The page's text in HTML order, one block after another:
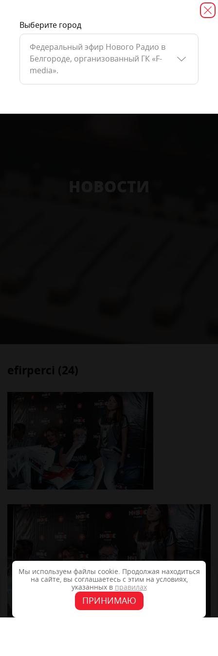
efirperci (24)
Мы используем файлы cookie. Продолжая находиться
на сайте, вы соглашаетесь с этим на условиях,
указанных в правилах
ПРИНИМАЮ
Выберите город
Федеральный эфир Нового Радио в
Белгороде, организованный ГК «F-
media».